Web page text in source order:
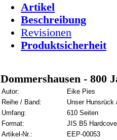
Artikel
Beschreibung
Revisionen
Produktsicherheit
Dommershausen - 800
Autor:
Eike Pies
Reihe / Band:
Unser Hunsrück
Umfang:
610 Seiten
Format:
JIS B5
Artikel-Nr.:
EEP-00053